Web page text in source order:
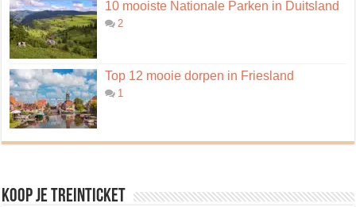
10 mooiste Nationale Parken in Duitsland
2
Top 12 mooie dorpen in Friesland
1
Koop je treinticket